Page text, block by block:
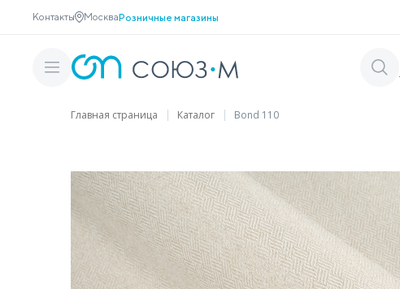
Контакты МоскваРозничные магазины
Главная страница Каталог Bond 110